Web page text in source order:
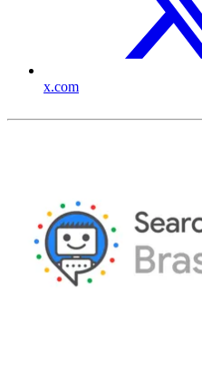
x.com